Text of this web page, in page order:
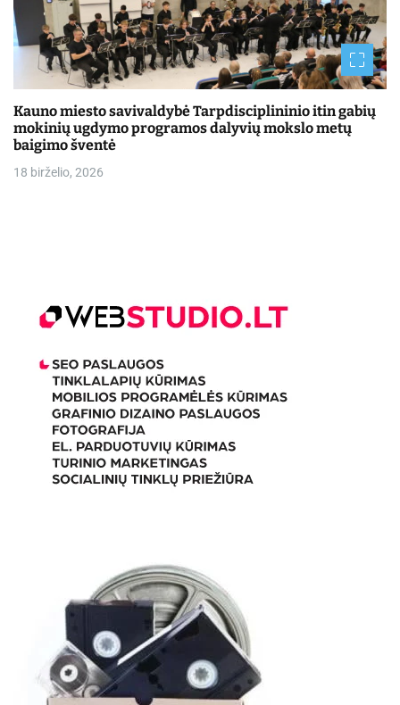
Kauno miesto savivaldybė Tarpdisciplininio itin gabių
mokinių ugdymo programos dalyvių mokslo metų
baigimo šventė
18 birželio, 2026